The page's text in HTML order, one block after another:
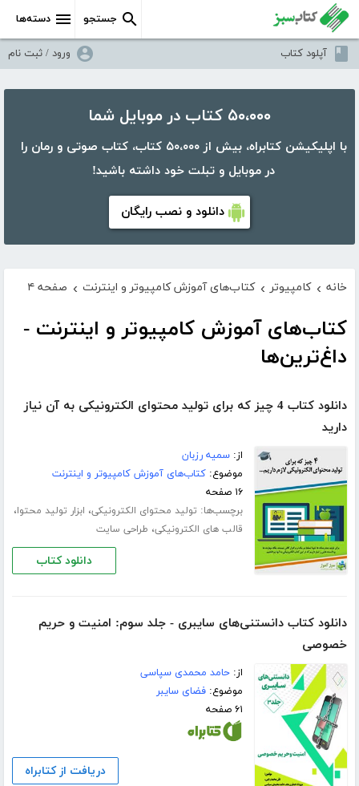
دسته‌ها جستجو
آپلود کتاب ورود / ثبت نام
۵۰،۰۰۰ کتاب در موبایل شما
با اپلیکیشن کتابراه، بیش از ۵۰،۰۰۰ کتاب، کتاب صوتی و رمان را
در موبایل و تبلت خود داشته باشید!
دانلود و نصب رایگان
خانه › کامپیوتر › کتاب‌های آموزش کامپیوتر و اینترنت › صفحه ۴
کتاب‌های آموزش کامپیوتر و اینترنت -
داغ‌ترین‌ها
دانلود کتاب 4 چیز که برای تولید محتوای الکترونیکی به آن نیاز
دارید
از:سمیه رزبان
موضوع:کتاب‌های آموزش کامپیوتر و اینترنت
۱۶ صفحه
برچسب‌ها: تولید محتوای الکترونیکی، ابزار تولید محتوا،
قالب های الکترونیکی، طراحی سایت
دانلود کتاب
دانلود کتاب دانستنی‌های سایبری - جلد سوم: امنیت و حریم
خصوصی
از:حامد محمدی سپاسی
موضوع:فضای سایبر
۶۱ صفحه
دریافت از کتابراه